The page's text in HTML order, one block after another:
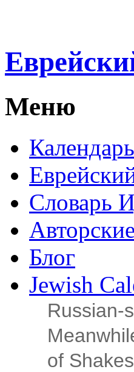
Меню
Календарь
Словарь
Блог
Jewish
of